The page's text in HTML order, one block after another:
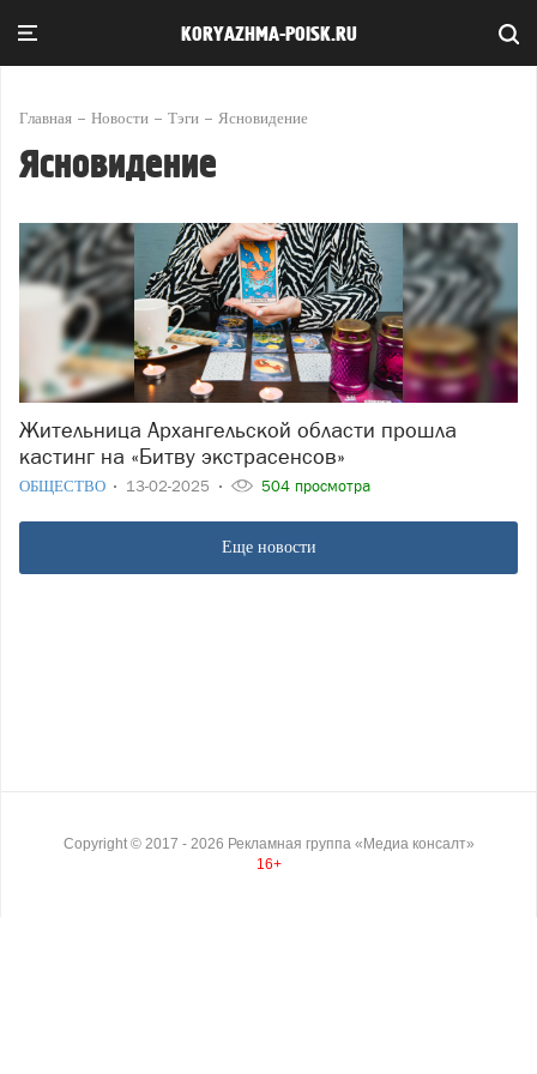
KORYAZHMA-POISK.RU
Главная Новости Тэги Ясновидение
Ясновидение
Жительница Архангельской области прошла
кастинг на «Битву экстрасенсов»
ОБЩЕСТВО 13-02-2025 504 просмотра
Еще новости
Copyright © 2017 - 2026 Рекламная группа «Медиа консалт»
16+